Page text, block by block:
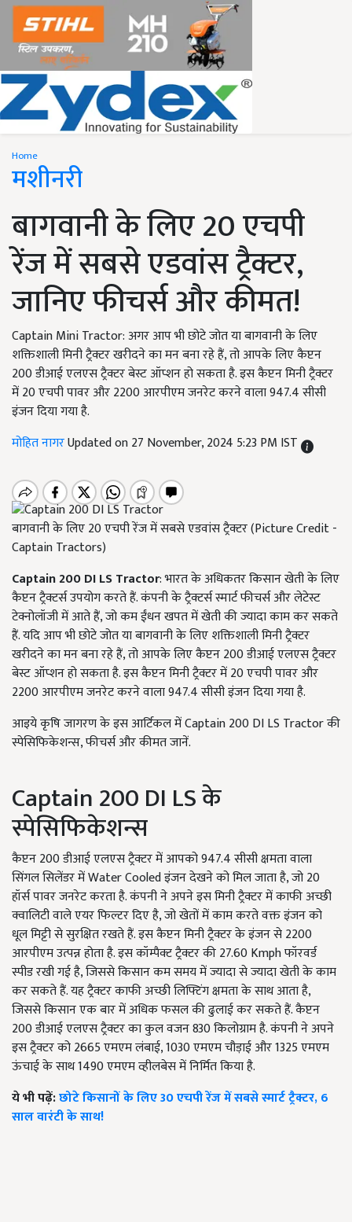
Home
मशीनरी
बागवानी के लिए 20 एचपी
रेंज में सबसे एडवांस ट्रैक्टर,
जानिए फीचर्स और कीमत!
Captain Mini Tractor: अगर आप भी छोटे जोत या बागवानी के लिए
शक्तिशाली मिनी ट्रैक्टर खरीदने का मन बना रहे हैं, तो आपके लिए कैप्टन
200 डीआई एलएस ट्रैक्टर बेस्ट ऑप्शन हो सकता है. इस कैप्टन मिनी ट्रैक्टर
में 20 एचपी पावर और 2200 आरपीएम जनरेट करने वाला 947.4 सीसी
इंजन दिया गया है.
मोहित नागरUpdated on 27 November, 2024 5:23 PM IST
बागवानी के लिए 20 एचपी रेंज में सबसे एडवांस ट्रैक्टर (Picture Credit -
Captain Tractors)
Captain 200 DI LS Tractor: भारत के अधिकतर किसान खेती के लिए
कैप्टन ट्रैक्टर्स उपयोग करते हैं. कंपनी के ट्रैक्टर्स स्मार्ट फीचर्स और लेटेस्ट
टेक्नोलॉजी में आते हैं, जो कम ईंधन खपत में खेती की ज्यादा काम कर सकते
हैं. यदि आप भी छोटे जोत या बागवानी के लिए शक्तिशाली मिनी ट्रैक्टर
खरीदने का मन बना रहे हैं, तो आपके लिए कैप्टन 200 डीआई एलएस ट्रैक्टर
बेस्ट ऑप्शन हो सकता है. इस कैप्टन मिनी ट्रैक्टर में 20 एचपी पावर और
2200 आरपीएम जनरेट करने वाला 947.4 सीसी इंजन दिया गया है.
आइये कृषि जागरण के इस आर्टिकल में Captain 200 DI LS Tractor की
स्पेसिफिकेशन्स, फीचर्स और कीमत जानें.
Captain 200 DI LS के
स्पेसिफिकेशन्स
कैप्टन 200 डीआई एलएस ट्रैक्टर में आपको 947.4 सीसी क्षमता वाला
सिंगल सिलेंडर में Water Cooled इंजन देखने को मिल जाता है, जो 20
हॉर्स पावर जनरेट करता है. कंपनी ने अपने इस मिनी ट्रैक्टर में काफी अच्छी
क्वालिटी वाले एयर फिल्टर दिए है, जो खेतों में काम करते वक्त इंजन को
धूल मिट्टी से सुरक्षित रखते हैं. इस कैप्टन मिनी ट्रैक्टर के इंजन से 2200
आरपीएम उत्पन्न होता है. इस कॉम्पैक्ट ट्रैक्टर की 27.60 Kmph फॉरवर्ड
स्पीड रखी गई है, जिससे किसान कम समय में ज्यादा से ज्यादा खेती के काम
कर सकते हैं. यह ट्रैक्टर काफी अच्छी लिफ्टिंग क्षमता के साथ आता है,
जिससे किसान एक बार में अधिक फसल की ढुलाई कर सकते हैं. कैप्टन
200 डीआई एलएस ट्रैक्टर का कुल वजन 830 किलोग्राम है. कंपनी ने अपने
इस ट्रैक्टर को 2665 एमएम लंबाई, 1030 एमएम चौड़ाई और 1325 एमएम
ऊंचाई के साथ 1490 एमएम व्हीलबेस में निर्मित किया है.
ये भी पढ़ें:छोटे किसानों के लिए 30 एचपी रेंज में सबसे स्मार्ट ट्रैक्टर, 6
साल वारंटी के साथ!